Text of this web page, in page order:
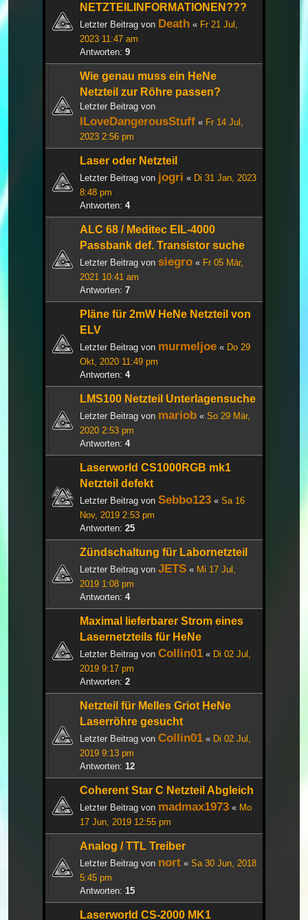
NETZTEILINFORMATIONEN???
Letzter Beitrag von Death « Fr 21 Jul,
2023 11:47 am
Antworten: 9
Wie genau muss ein HeNe
Netzteil zur Röhre passen?
Letzter Beitrag von
ILoveDangerousStuff « Fr 14 Jul,
2023 2:56 pm
Laser oder Netzteil
Letzter Beitrag von jogri « Di 31 Jan, 2023
8:48 pm
Antworten: 4
ALC 68 / Meditec EIL-4000
Passbank def. Transistor suche
Letzter Beitrag von siegro « Fr 05 Mär,
2021 10:41 am
Antworten: 7
Pläne für 2mW HeNe Netzteil von
ELV
Letzter Beitrag von murmeljoe « Do 29
Okt, 2020 11:49 pm
Antworten: 4
LMS100 Netzteil Unterlagensuche
Letzter Beitrag von mariob « So 29 Mär,
2020 2:53 pm
Antworten: 4
Laserworld CS1000RGB mk1
Netzteil defekt
Letzter Beitrag von Sebbo123 « Sa 16
Nov, 2019 2:53 pm
Antworten: 25
Zündschaltung für Labornetzteil
Letzter Beitrag von JETS « Mi 17 Jul,
2019 1:08 pm
Antworten: 4
Maximal lieferbarer Strom eines
Lasernetzteils für HeNe
Letzter Beitrag von Collin01 « Di 02 Jul,
2019 9:17 pm
Antworten: 2
Netzteil für Melles Griot HeNe
Laserröhre gesucht
Letzter Beitrag von Collin01 « Di 02 Jul,
2019 9:13 pm
Antworten: 12
Coherent Star C Netzteil Abgleich
Letzter Beitrag von madmax1973 « Mo
17 Jun, 2019 12:55 pm
Analog / TTL Treiber
Letzter Beitrag von nort « Sa 30 Jun, 2018
5:45 pm
Antworten: 15
Laserworld CS-2000 MK1